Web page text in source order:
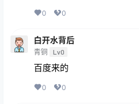
0 0
白开水背后
青铜 Lv0
百度来的
0 0